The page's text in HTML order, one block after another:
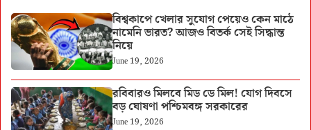
বিশ্বকাপে খেলার সুযোগ পেয়েও কেন মাঠে
নামেনি ভারত? আজও বিতর্ক সেই সিদ্ধান্ত
নিয়ে
June 19, 2026
রবিবারও মিলবে মিড ডে মিল! যোগ দিবসে
বড় ঘোষণা পশ্চিমবঙ্গ সরকারের
June 19, 2026